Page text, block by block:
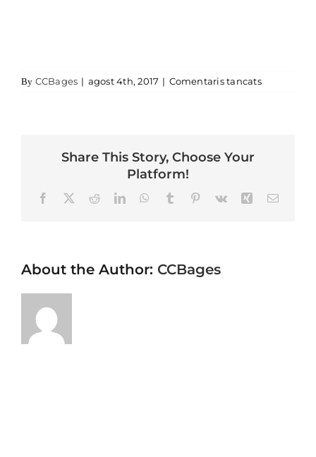
By CCBages | agost 4th, 2017 | Comentaris tancatsa cal
Share This Story, Choose Your
Platform!
FacebookRedditLinkedInWhatsApp
TumblrPinterest
Vk XingEmail
About the Author: CCBages